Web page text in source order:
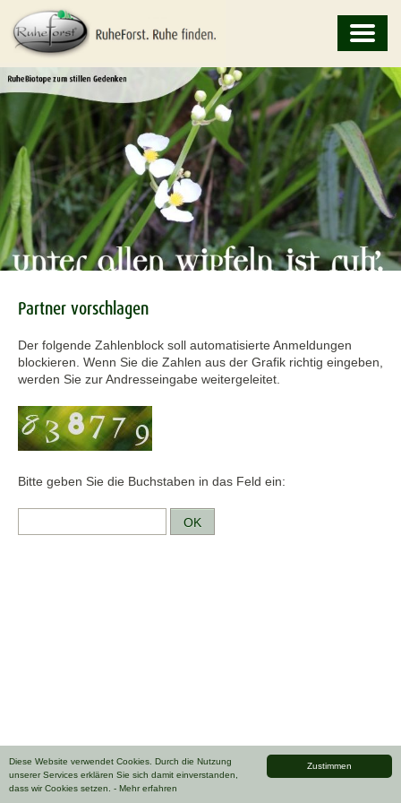
Zustimmen
Diese Website verwendet Cookies. Durch die Nutzung
unserer Services erklären Sie sich damit einverstanden,
dass wir Cookies setzen. - Mehr erfahren
Partner vorschlagen
Der folgende Zahlenblock soll automatisierte Anmeldungen
blockieren. Wenn Sie die Zahlen aus der Grafik richtig eingeben,
werden Sie zur Andresseingabe weitergeleitet.
Bitte geben Sie die Buchstaben in das Feld ein: